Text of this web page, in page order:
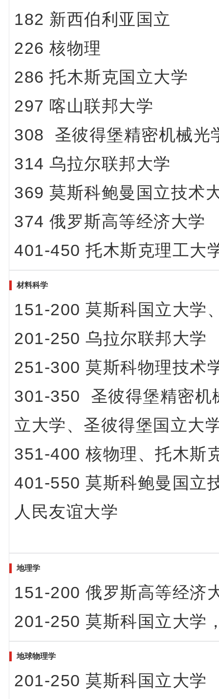
182 新西伯利亚国立
226 核物理
286 托木斯克国立大学
297 喀山联邦大学
308
圣彼得堡精密机械光
314 乌拉尔联邦大学
369 莫斯科鲍曼国立技术
374 俄罗斯高等经济大学
401-450 托木斯克理工大
材料科学
151-200 莫斯科国立大学
201-250 乌拉尔联邦大学
251-300 莫斯科物理技术
301-350
圣彼得堡精密机
立大学、圣彼得堡国立大
351-400 核物理、托木斯
401-550 莫斯科鲍曼国立
人民友谊大学
地理学
151-200 俄罗斯高等经济
201-250 莫斯科国立大学
地球物理学
201-250 莫斯科国立大学